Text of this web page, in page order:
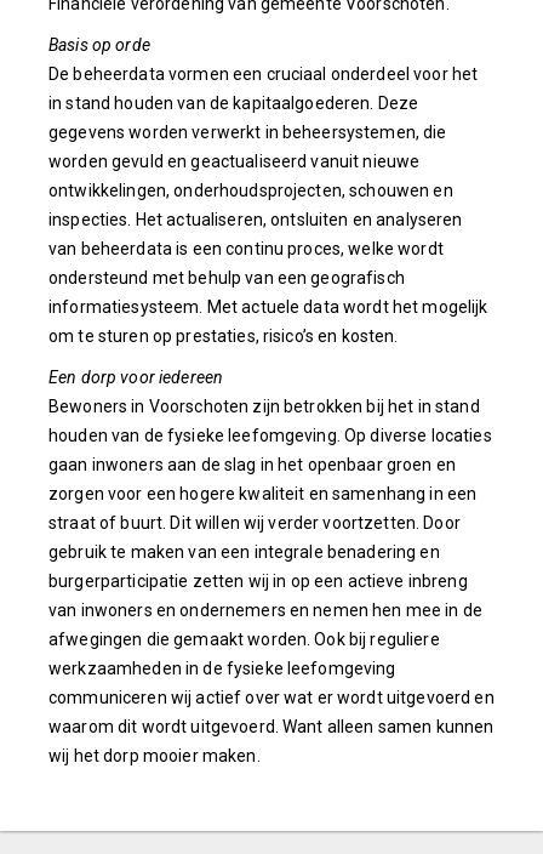
Financiële verordening van gemeente Voorschoten.
Basis op orde
De beheerdata vormen een cruciaal onderdeel voor het
in stand houden van de kapitaalgoederen. Deze
gegevens worden verwerkt in beheersystemen, die
worden gevuld en geactualiseerd vanuit nieuwe
ontwikkelingen, onderhoudsprojecten, schouwen en
inspecties. Het actualiseren, ontsluiten en analyseren
van beheerdata is een continu proces, welke wordt
ondersteund met behulp van een geografisch
informatiesysteem. Met actuele data wordt het mogelijk
om te sturen op prestaties, risico’s en kosten.
Een dorp voor iedereen
Bewoners in Voorschoten zijn betrokken bij het in stand
houden van de fysieke leefomgeving. Op diverse locaties
gaan inwoners aan de slag in het openbaar groen en
zorgen voor een hogere kwaliteit en samenhang in een
straat of buurt. Dit willen wij verder voortzetten. Door
gebruik te maken van een integrale benadering en
burgerparticipatie zetten wij in op een actieve inbreng
van inwoners en ondernemers en nemen hen mee in de
afwegingen die gemaakt worden. Ook bij reguliere
werkzaamheden in de fysieke leefomgeving
communiceren wij actief over wat er wordt uitgevoerd en
waarom dit wordt uitgevoerd. Want alleen samen kunnen
wij het dorp mooier maken.